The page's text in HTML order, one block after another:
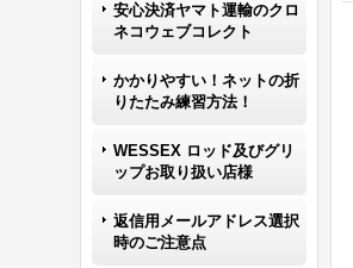
安心決済ヤマト運輸のクロ
ネコウェブコレクト
かかりやすい！ネットの折
りたたみ練習方法！
WESSEX ロッド及びグリ
ップお取り扱い店様
返信用メールアドレス選択
時のご注意点